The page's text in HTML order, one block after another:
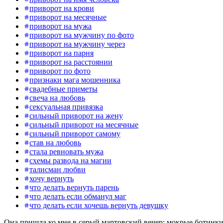
приворот на крови
приворот на месячные
приворот на мужа
приворот на мужчину по фото
приворот на мужчину через
приворот на парня
приворот на расстоянии
приворот по фото
признаки мага мошенника
свадебные приметы
свеча на любовь
сексуальная привязка
сильный приворот на жену
сильный приворот на месячные
сильный приворот самому
став на любовь
стала ревновать мужа
схемы развода на магии
талисман любви
хочу вернуть
что делать вернуть парень
что делать если обманул маг
что делать если хочешь вернуть девушку